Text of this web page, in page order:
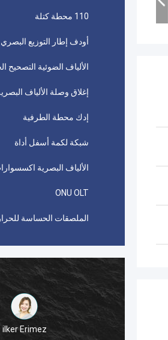
110 محطة كتلة
أودف إطار التوزيع البصري
الألياف الضوئية التصحيح
إغلاق وصلة الألياف
إدك محطة الطرفية
شبكة لكمة أسفل أداة
الألياف البصرية
ONU OLT
الملصقات الحساسة
Erimez